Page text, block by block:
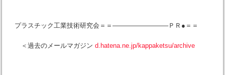
プラスチック工業技術研究会＝＝————————–ＰＲ●＝＝
＜過去のメールマガジン d.hatena.ne.jp/kappaketsu/archive